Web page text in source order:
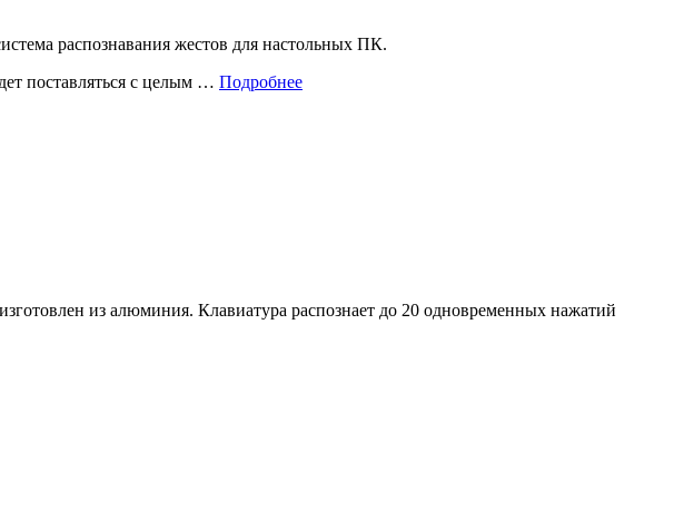
распознавания жестов для настольных ПК.
поставляться с целым … Подробнее
из алюминия. Клавиатура распознает до 20 одновременных нажатий